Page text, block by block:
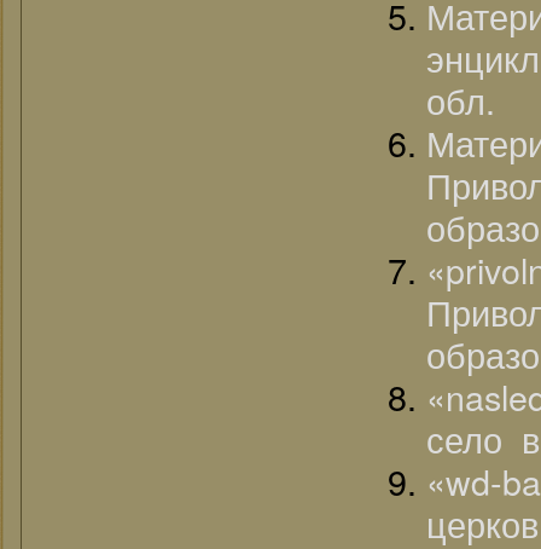
обл.
село
«wd-